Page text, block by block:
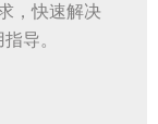
，快速解决
导。